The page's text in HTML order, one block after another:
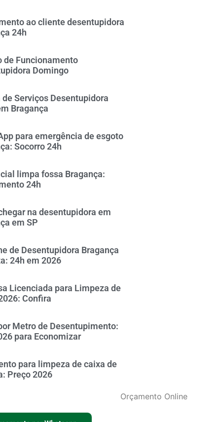
ao cliente desentupidora
24h
de Funcionamento
Domingo
de Serviços Desentupidora
Bragança
para emergência de esgoto
Socorro 24h
limpa fossa Bragança:
24h
na desentupidora em
em SP
de Desentupidora Bragança
24h em 2026
Licenciada para Limpeza de
Confira
Metro de Desentupimento:
para Economizar
para limpeza de caixa de
Preço 2026